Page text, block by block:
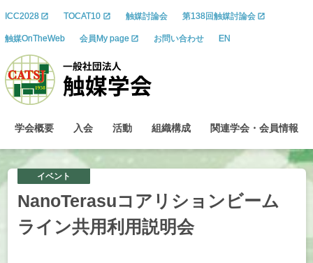
ICC2028 TOCAT10 触媒討論会 第138回触媒討論会
触媒OnTheWeb 会員My page お問い合わせ EN
学会概要 入会 活動 組織構成 関連学会 ・ 会員情報
イベント
NanoTerasuコアリションビーム
ライン共用利用説明会